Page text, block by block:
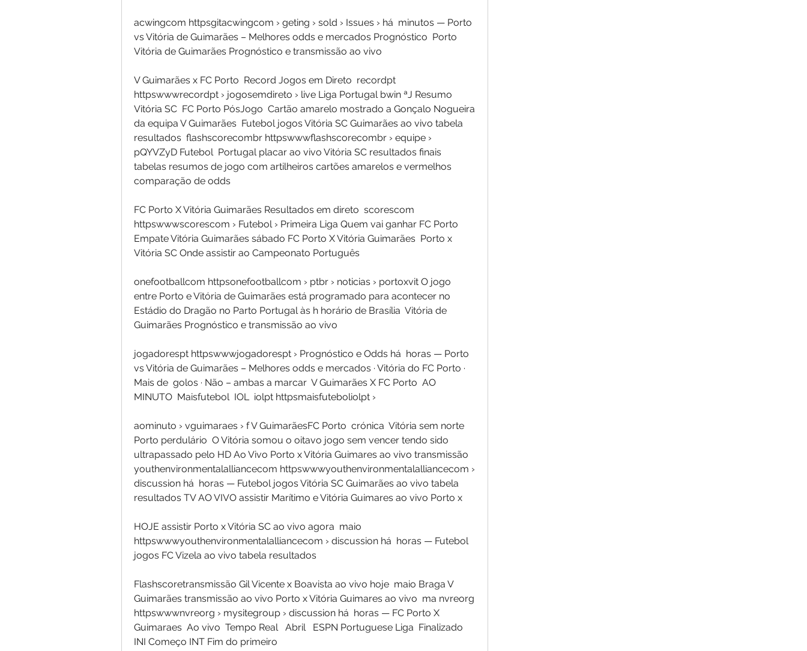
acwingcom httpsgitacwingcom › geting › sold › Issues › há  minutos — Porto
vs Vitória de Guimarães – Melhores odds e mercados Prognóstico  Porto
Vitória de Guimarães Prognóstico e transmissão ao vivo
V Guimarães x FC Porto  Record Jogos em Direto  recordpt
httpswwwrecordpt › jogosemdireto › live Liga Portugal bwin ªJ Resumo
Vitória SC  FC Porto PósJogo  Cartão amarelo mostrado a Gonçalo Nogueira
da equipa V Guimarães  Futebol jogos Vitória SC Guimarães ao vivo tabela
resultados  flashscorecombr httpswwwflashscorecombr › equipe ›
pQYVZyD Futebol  Portugal placar ao vivo Vitória SC resultados finais
tabelas resumos de jogo com artilheiros cartões amarelos e vermelhos
comparação de odds
FC Porto X Vitória Guimarães Resultados em direto  scorescom
httpswwwscorescom › Futebol › Primeira Liga Quem vai ganhar FC Porto
Empate Vitória Guimarães sábado FC Porto X Vitória Guimarães  Porto x
Vitória SC Onde assistir ao Campeonato Português
onefootballcom httpsonefootballcom › ptbr › noticias › portoxvit O jogo
entre Porto e Vitória de Guimarães está programado para acontecer no
Estádio do Dragão no Parto Portugal às h horário de Brasília  Vitória de
Guimarães Prognóstico e transmissão ao vivo
jogadorespt httpswwwjogadorespt › Prognóstico e Odds há  horas — Porto
vs Vitória de Guimarães – Melhores odds e mercados · Vitória do FC Porto ·
Mais de  golos · Não – ambas a marcar  V Guimarães X FC Porto  AO
MINUTO  Maisfutebol  IOL  iolpt httpsmaisfuteboliolpt ›
aominuto › vguimaraes › f V GuimarãesFC Porto  crónica  Vitória sem norte
Porto perdulário  O Vitória somou o oitavo jogo sem vencer tendo sido
ultrapassado pelo HD Ao Vivo Porto x Vitória Guimares ao vivo transmissão
youthenvironmentalalliancecom httpswwwyouthenvironmentalalliancecom ›
discussion há  horas — Futebol jogos Vitória SC Guimarães ao vivo tabela
resultados TV AO VIVO assistir Marítimo e Vitória Guimares ao vivo Porto x
HOJE assistir Porto x Vitória SC ao vivo agora  maio
httpswwwyouthenvironmentalalliancecom › discussion há  horas — Futebol
jogos FC Vizela ao vivo tabela resultados
Flashscoretransmissão Gil Vicente x Boavista ao vivo hoje  maio Braga V
Guimarães transmissão ao vivo Porto x Vitória Guimares ao vivo  ma nvreorg
httpswwwnvreorg › mysitegroup › discussion há  horas — FC Porto X
Guimaraes  Ao vivo  Tempo Real   Abril   ESPN Portuguese Liga  Finalizado
INI Começo INT Fim do primeiro